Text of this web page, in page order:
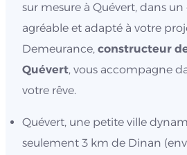
sur mesure à Quévert, dans
agréable et adapté à votre
Demeurance, constructeur
Quévert, vous accompagne
votre rêve.
Quévert, une petite ville
seulement 3 km de Dinan